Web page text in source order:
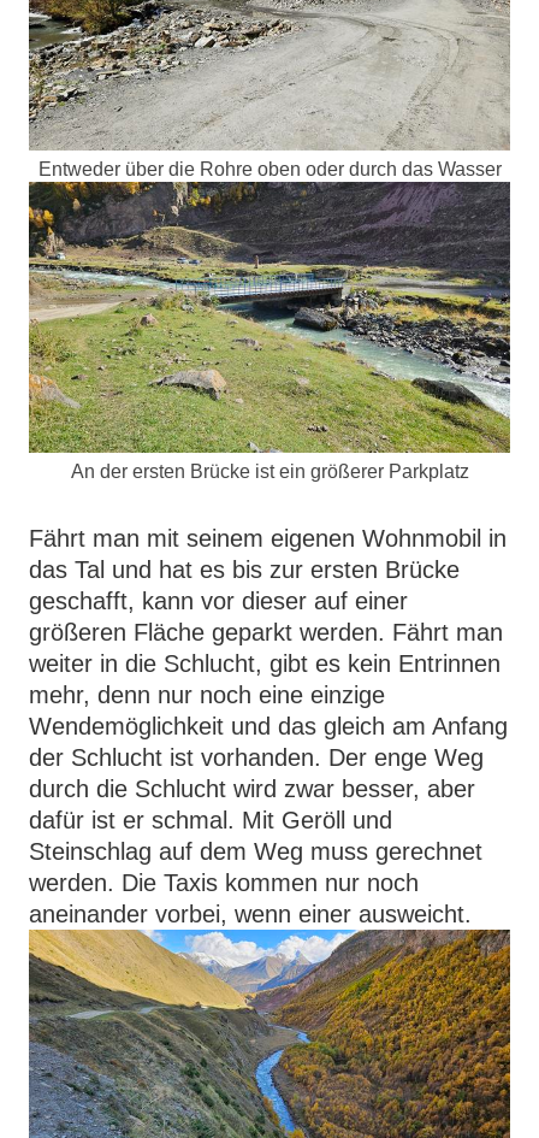
Entweder über die Rohre oben oder durch das Wasser
An der ersten Brücke ist ein größerer Parkplatz
Fährt man mit seinem eigenen Wohnmobil in
das Tal und hat es bis zur ersten Brücke
geschafft, kann vor dieser auf einer
größeren Fläche geparkt werden. Fährt man
weiter in die Schlucht, gibt es kein Entrinnen
mehr, denn nur noch eine einzige
Wendemöglichkeit und das gleich am Anfang
der Schlucht ist vorhanden. Der enge Weg
durch die Schlucht wird zwar besser, aber
dafür ist er schmal. Mit Geröll und
Steinschlag auf dem Weg muss gerechnet
werden. Die Taxis kommen nur noch
aneinander vorbei, wenn einer ausweicht.